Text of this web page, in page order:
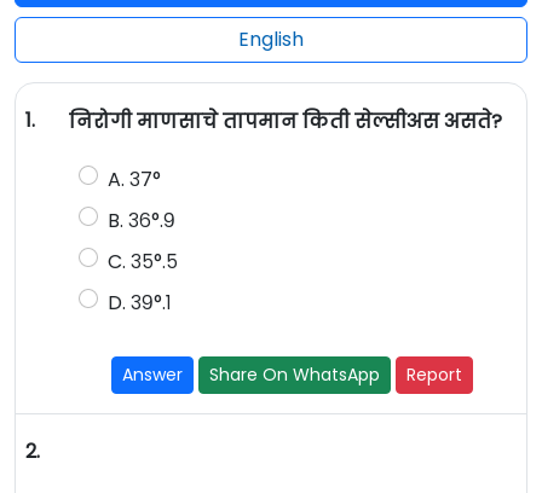
English
1. निरोगी माणसाचे तापमान किती सेल्सीअस असते?
A. ३७°
B. ३६°.९
C. ३५°.५
D. ३९°.१
Answer Share On WhatsApp Report
2.